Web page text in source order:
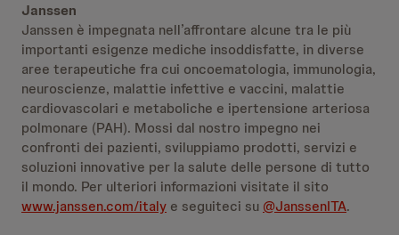
Janssen
Janssen è impegnata nell’affrontare alcune tra le più
importanti esigenze mediche insoddisfatte, in diverse
aree terapeutiche fra cui oncoematologia, immunologia,
neuroscienze, malattie infettive e vaccini, malattie
cardiovascolari e metaboliche e ipertensione arteriosa
polmonare (PAH). Mossi dal nostro impegno nei
confronti dei pazienti, sviluppiamo prodotti, servizi e
soluzioni innovative per la salute delle persone di tutto
il mondo. Per ulteriori informazioni visitate il sito
www.janssen.com/italy e seguiteci su @JanssenITA.